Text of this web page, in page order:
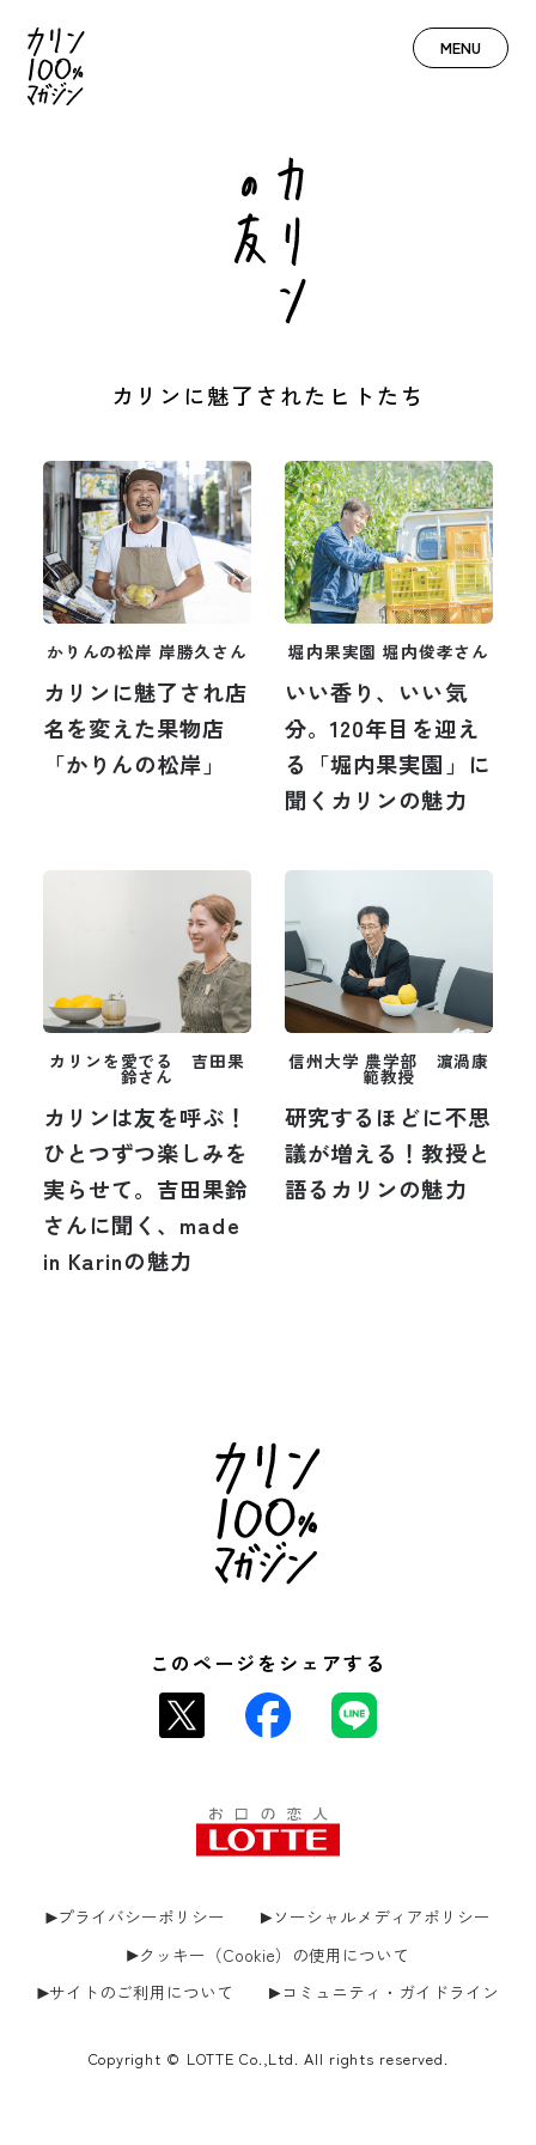
MENU
カリンに魅了されたヒトたち
かりんの松岸 岸勝久さん
カリンに魅了され店
名を変えた果物店
「かりんの松岸」
堀内果実園 堀内俊孝さん
いい香り、いい気
分。120年目を迎え
る「堀内果実園」に
聞くカリンの魅力
カリンを愛でる 吉田果
鈴さん
カリンは友を呼ぶ！
ひとつずつ楽しみを
実らせて。吉田果鈴
さんに聞く、made
in Karinの魅力
信州大学 農学部 濵渦康
範教授
研究するほどに不思
議が増える！教授と
語るカリンの魅力
このページをシェアする
プライバシーポリシー
ソーシャルメディアポリシー
クッキー（Cookie）の使用について
サイトのご利用について
コミュニティ・ガイドライン
Copyright © LOTTE Co.,Ltd. All rights reserved.